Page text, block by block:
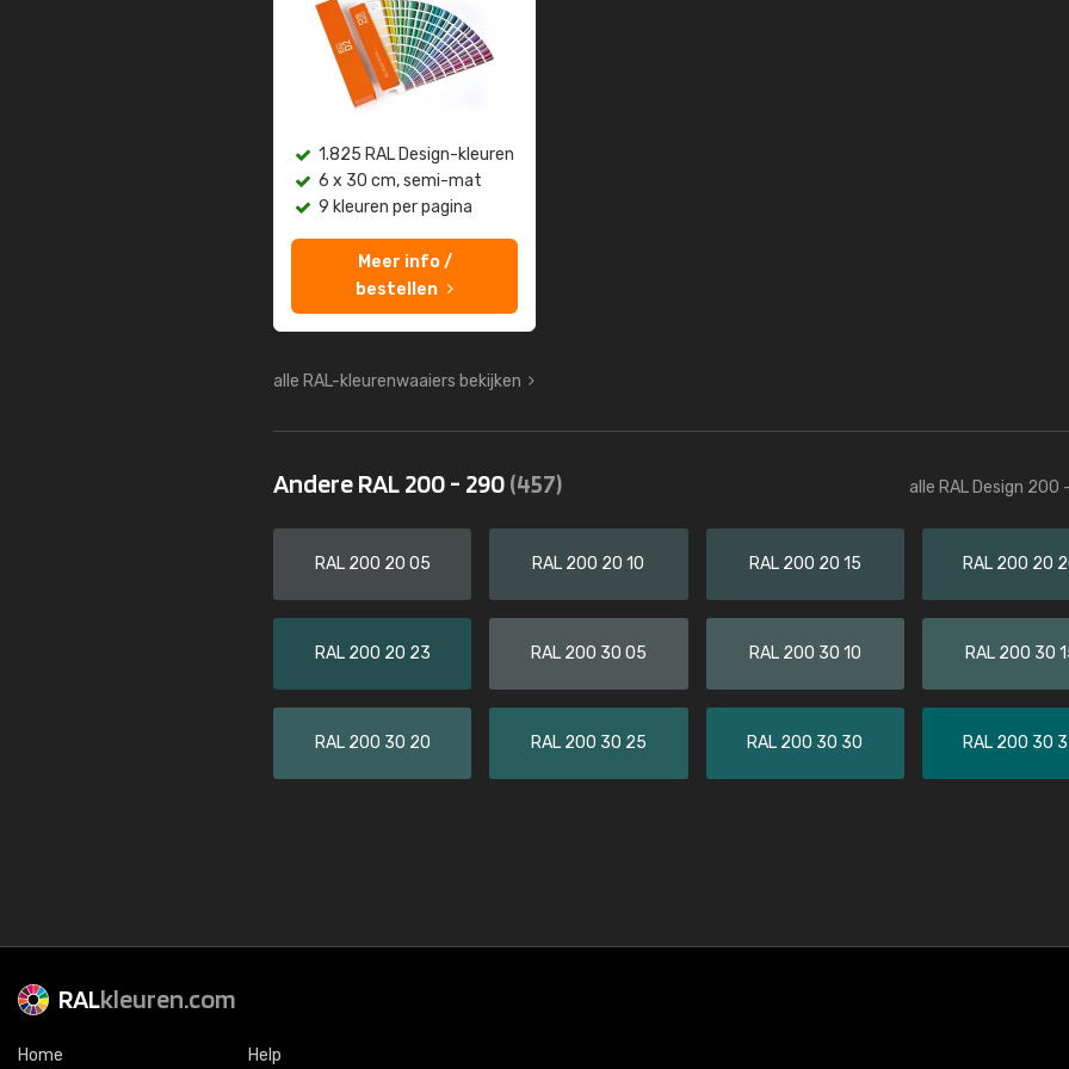
1.825 RAL Design-kleuren
6 x 30 cm, semi-mat
9 kleuren per pagina
Meer info /
bestellen
alle RAL-kleurenwaaiers bekijken
Andere RAL 200 - 290(457) alle RAL Design 200
RAL 200 20 05 RAL 200 20 10 RAL 200 20 15 RAL 200 20
RAL 200 20 23 RAL 200 30 05 RAL 200 30 10 RAL 200 30
RAL 200 30 20 RAL 200 30 25 RAL 200 30 30 RAL 200 30
RALkleuren.com
Home Help